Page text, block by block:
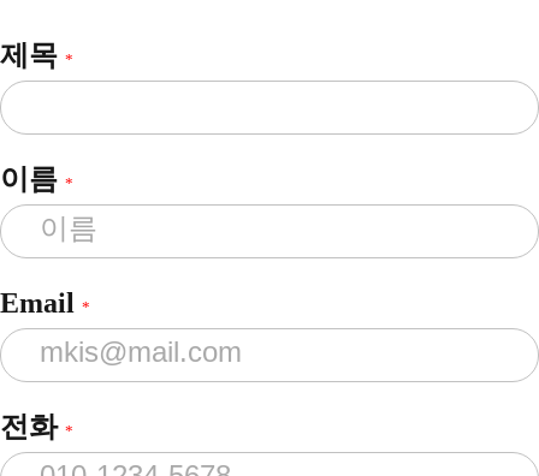
제목 *
이름 *
Email *
전화 *